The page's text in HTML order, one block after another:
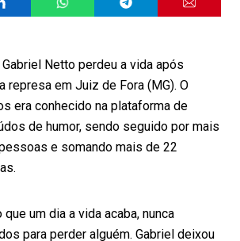
Netto perdeu a vida após
represa em Juiz de Fora (MG). O
era conhecido na plataforma de
de humor, sendo seguido por mais
e somando mais de 22
um dia a vida acaba, nunca
para perder alguém. Gabriel deixou